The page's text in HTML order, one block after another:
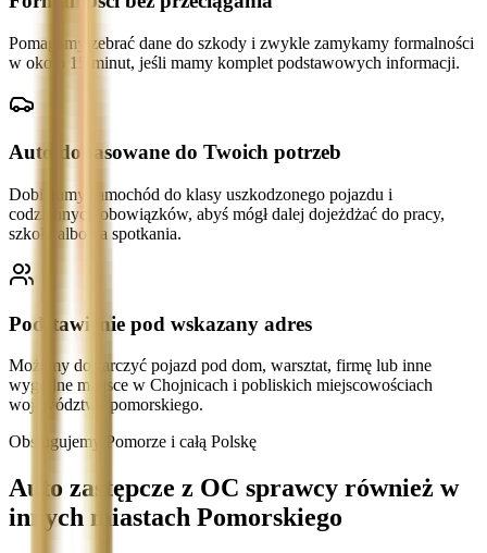
Pomagamy zebrać dane do szkody i zwykle zamykamy formalności
w około 15 minut, jeśli mamy komplet podstawowych informacji.
Auto dopasowane do Twoich potrzeb
Dobieramy samochód do klasy uszkodzonego pojazdu i
codziennych obowiązków, abyś mógł dalej dojeżdżać do pracy,
szkoły albo na spotkania.
Podstawienie pod wskazany adres
Możemy dostarczyć pojazd pod dom, warsztat, firmę lub inne
wygodne miejsce w Chojnicach i pobliskich miejscowościach
województwa pomorskiego.
Obsługujemy Pomorze i całą Polskę
Auto zastępcze z OC sprawcy również w
innych miastach Pomorskiego